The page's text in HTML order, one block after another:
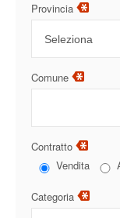
Provincia
Comune
Contratto
Vendita
Categoria